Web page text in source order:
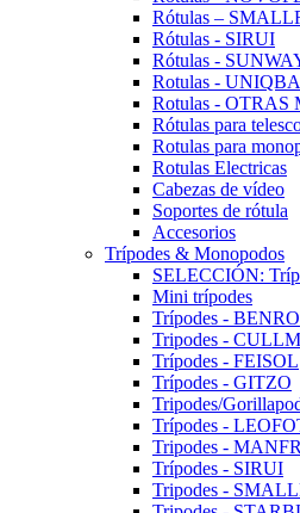
Rótulas –
Rótulas - SIRUI
Rótulas -
Rotulas -
Rotulas - OTRAS
Rótulas para
Rotulas para
Rotulas Electricas
Cabezas de vídeo
Soportes de rótula
Accesorios
Trípodes & Monopodos
SELECCIÓN:
Mini trípodes
Trípodes - BENRO
Tripodes -
Trípodes - FEISOL
Trípodes - GITZO
Tripodes/
Trípodes -
Tripodes -
Trípodes - SIRUI
Tripodes -